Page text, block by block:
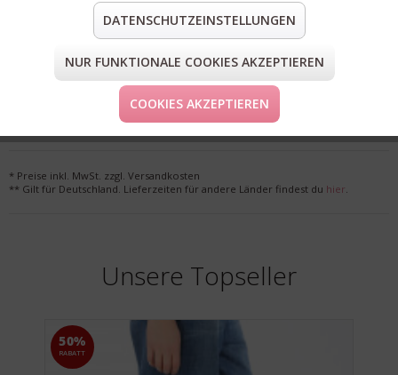
teilen
pin it mail
FORM & GRÖSSE
LIEFERUNG & KOSTENLOSE RETOURE
* Preise inkl. MwSt. zzgl. Versandkosten
** Gilt für Deutschland. Lieferzeiten für andere Länder findest du hier.
Unsere Topseller
50%
RABATT
DATENSCHUTZEINSTELLUNGEN
NUR FUNKTIONALE COOKIES AKZEPTIEREN
COOKIES AKZEPTIEREN